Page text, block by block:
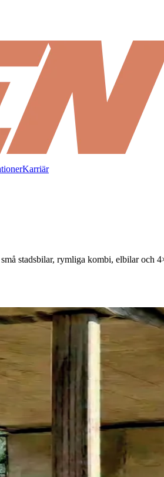
Karriär
stadsbilar, rymliga kombi, elbilar och